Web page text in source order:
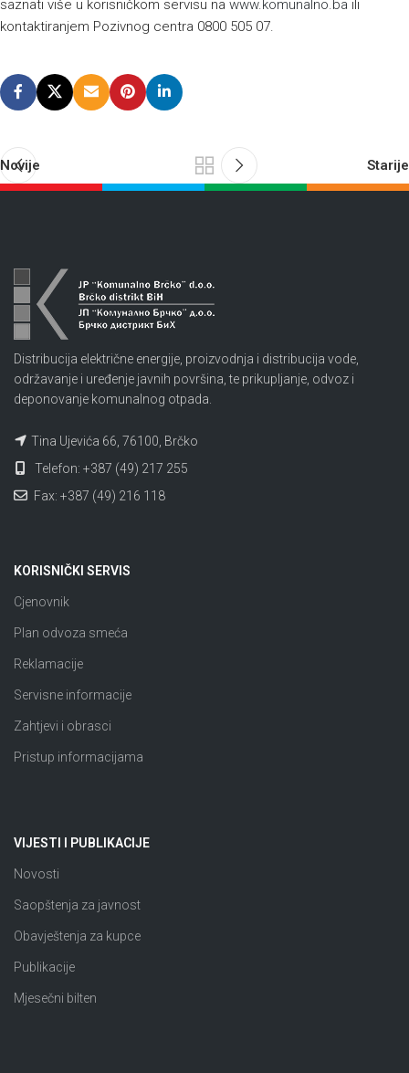
saznati više u korisničkom servisu na www.komunalno.ba ili
kontaktiranjem Pozivnog centra 0800 505 07.
Novije Starije
Distribucija električne energije, proizvodnja i distribucija vode,
održavanje i uređenje javnih površina, te prikupljanje, odvoz i
deponovanje komunalnog otpada.
Tina Ujevića 66, 76100, Brčko
Telefon: +387 (49) 217 255
Fax: +387 (49) 216 118
KORISNIČKI SERVIS
Cjenovnik
Plan odvoza smeća
Reklamacije
Servisne informacije
Zahtjevi i obrasci
Pristup informacijama
VIJESTI I PUBLIKACIJE
Novosti
Saopštenja za javnost
Obavještenja za kupce
Publikacije
Mjesečni bilten